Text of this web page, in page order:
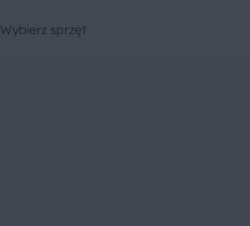
Wybierz sprzęt